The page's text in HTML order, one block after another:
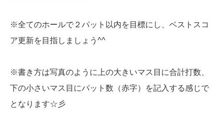
※全てのホールで２パット以内を目標にし、ベストスコ
ア更新を目指しましょう^^
※書き方は写真のように上の大きいマス目に合計打数、
下の小さいマス目にパット数（赤字）を記入する感じで
となります☆彡